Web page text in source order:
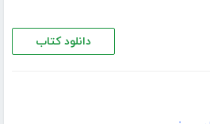
دانلود کتاب